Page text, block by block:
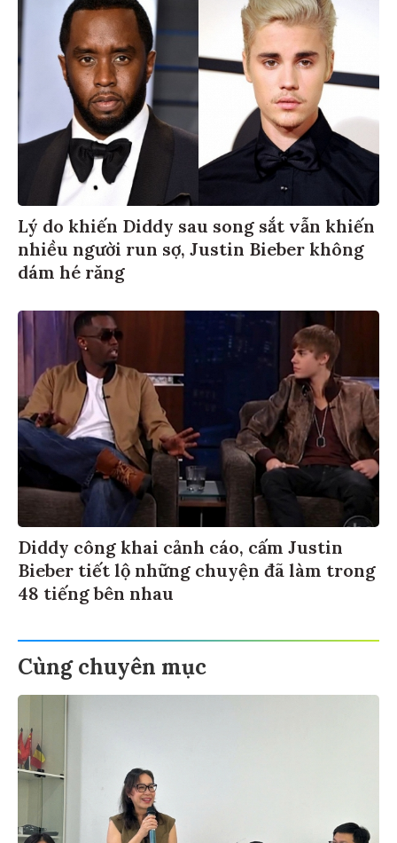
Lý do khiến Diddy sau song sắt vẫn khiến
nhiều người run sợ, Justin Bieber không
dám hé răng
Diddy công khai cảnh cáo, cấm Justin
Bieber tiết lộ những chuyện đã làm trong
48 tiếng bên nhau
Cùng chuyên mục